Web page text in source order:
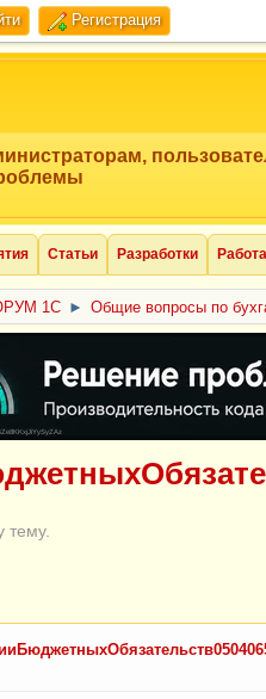
Регистрация
Статьи Разработки Работа
1С ► Общие вопросы по
тему.